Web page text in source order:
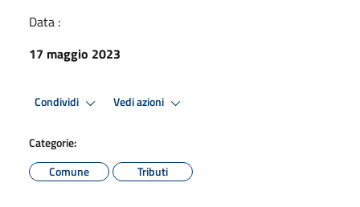
Data :
17 maggio 2023
Condividi Vedi azioni
Categorie:
Comune
Tributi